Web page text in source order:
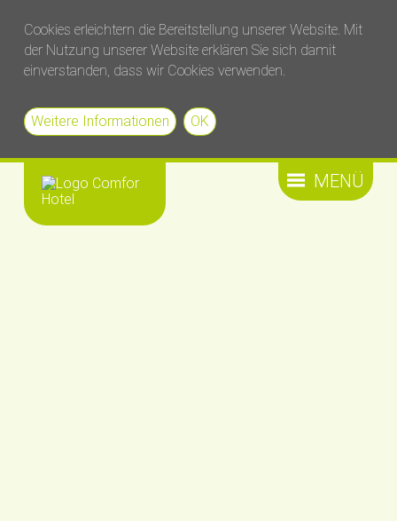
Cookies erleichtern die Bereitstellung unserer Website. Mit
der Nutzung unserer Website erklären Sie sich damit
einverstanden, dass wir Cookies verwenden.
Weitere Informationen OK
MENÜ